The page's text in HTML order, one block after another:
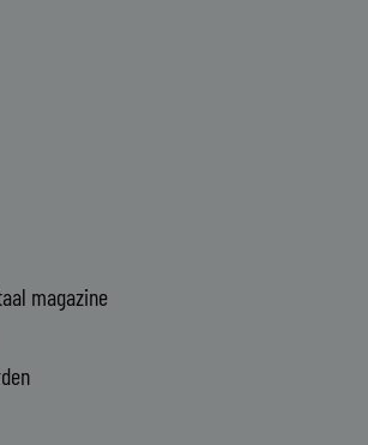
magazine